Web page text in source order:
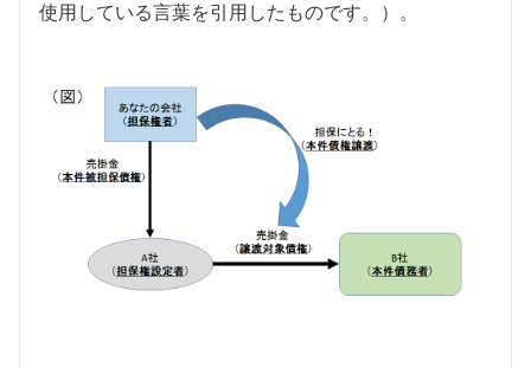
使用している言葉を引用したものです。）。